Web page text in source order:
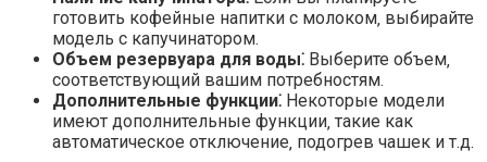
готовить кофейные напитки с молоком‚ выбирайте
модель с капучинатором.
Объем резервуара для воды⁚ Выберите объем‚
соответствующий вашим потребностям.
Дополнительные функции⁚ Некоторые модели
имеют дополнительные функции‚ такие как
автоматическое отключение‚ подогрев чашек и т.д.